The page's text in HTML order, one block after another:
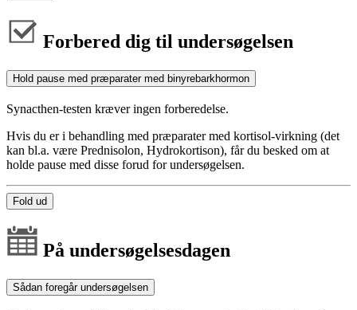
Forbered dig til undersøgelsen
Hold pause med præparater med binyrebarkhormon
Synacthen-testen kræver ingen forberedelse.
Hvis du er i behandling med præparater med kortisol-virkning (det
kan bl.a. være Prednisolon, Hydrokortison), får du besked om at
holde pause med disse forud for undersøgelsen.
Fold ud
På undersøgelsesdagen
Sådan foregår undersøgelsen